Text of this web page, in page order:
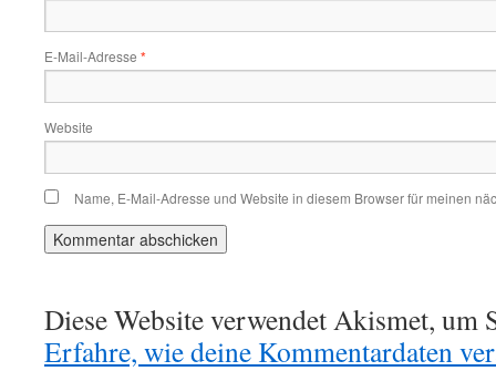
E-Mail-Adresse *
Website
Name, E-Mail-Adresse und Website in diesem Browser für meinen
Diese Website verwendet Akismet, um
Erfahre, wie deine Kommentardaten